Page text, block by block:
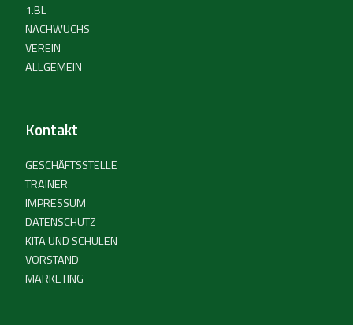
1.BL
NACHWUCHS
VEREIN
ALLGEMEIN
Kontakt
GESCHÄFTSSTELLE
TRAINER
IMPRESSUM
DATENSCHUTZ
KITA UND SCHULEN
VORSTAND
MARKETING